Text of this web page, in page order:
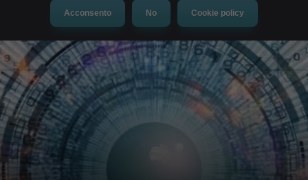
Acconsento No Cookie policy